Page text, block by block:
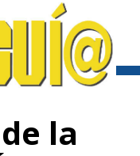
la